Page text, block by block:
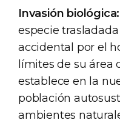
Invasión biológica:
especie
accidental por el
límites de su área
establece en la
población
ambientes